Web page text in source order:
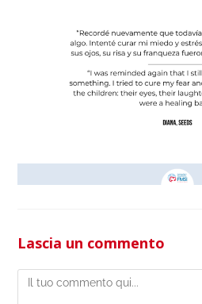
Lascia un commento